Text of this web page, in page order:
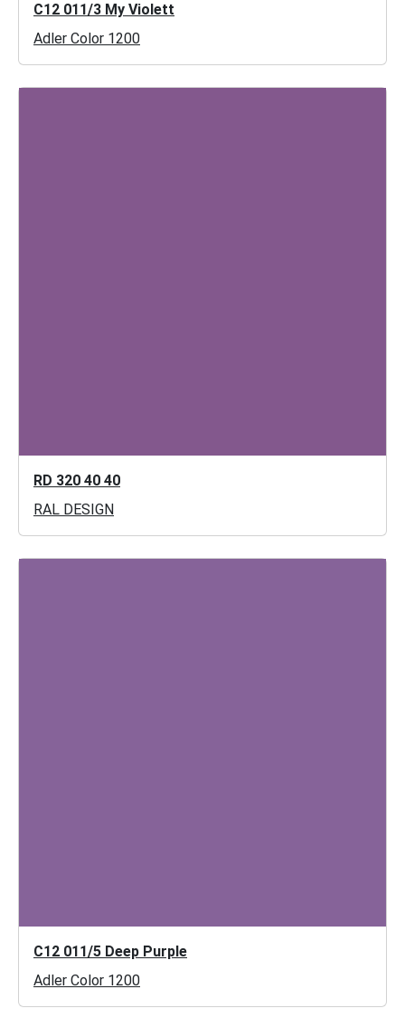
C12 011/3 My Violett
Adler Color 1200
RD 320 40 40
RAL DESIGN
C12 011/5 Deep Purple
Adler Color 1200